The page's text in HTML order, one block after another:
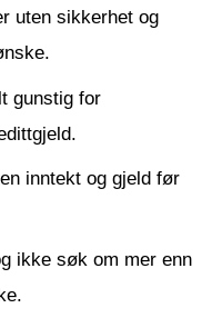
uten sikkerhet og
gunstig for
inntekt og gjeld før
ikke søk om mer enn